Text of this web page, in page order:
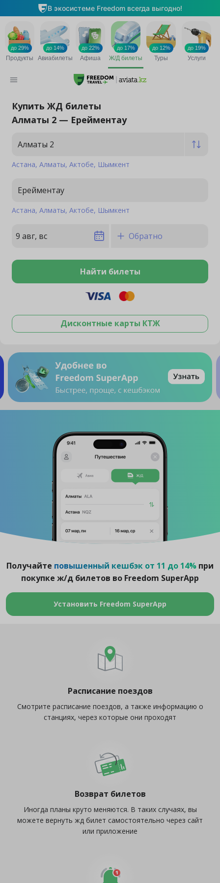
Купить ЖД билеты
Алматы 2 — Ерейментау
Алматы 2
Астана Алматы Актобе Шымкент
Ерейментау
Астана Алматы Актобе Шымкент
9 авг, вс Обратно
Найти билеты
Дисконтные карты КТЖ
Получайте повышенный кешбэк от 11 до 14% при
покупке ж/д билетов во Freedom SuperApp
Установить Freedom SuperApp
Расписание поездов
Смотрите расписание поездов, а также информацию о
станциях, через которые они проходят
Возврат билетов
Иногда планы круто меняются. В таких случаях, вы
можете вернуть жд билет самостоятельно через сайт
или приложение